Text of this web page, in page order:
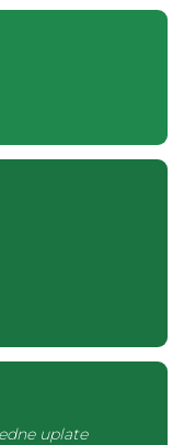
uplate